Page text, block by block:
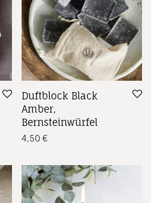
Duftblock Black
Amber,
Bernsteinwürfel
4,50 €